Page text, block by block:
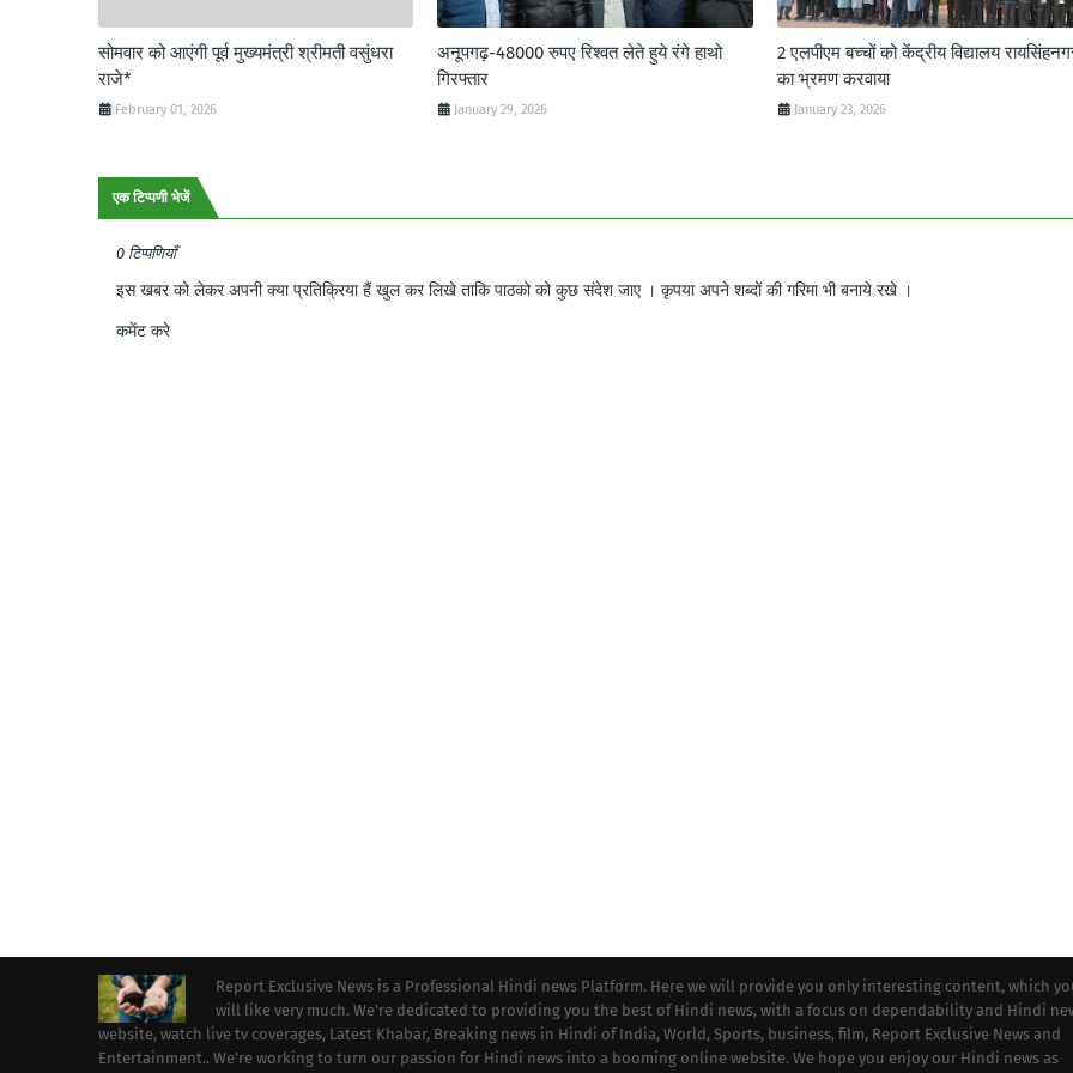
सोमवार को आएंगी पूर्व मुख्यमंत्री श्रीमती वसुंधरा
राजे*
February 01, 2026
अनूपगढ़-48000 रुपए रिश्वत लेते हुये रंगे हाथो
गिरफ्तार
January 29, 2026
2 एलपीएम बच्चों को केंद्रीय विद्यालय
का भ्रमण करवाया
January 23, 2026
एक टिप्पणी भेजें
0 टिप्पणियाँ
इस खबर को लेकर अपनी क्या प्रतिक्रिया हैं खुल कर लिखे ताकि पाठको को कुछ संदेश जाए । कृपया अपने शब्दों की गरिमा भी बनाये रखे ।
कमेंट करे
Report Exclusive News is a Professional Hindi news Platform. Here we will provide you only interesting content, which
will like very much. We're dedicated to providing you the best of Hindi news, with a focus on dependability and Hindi
website, watch live tv coverages, Latest Khabar, Breaking news in Hindi of India, World, Sports, business, film, Report Exclusive News and
Entertainment.. We're working to turn our passion for Hindi news into a booming online website. We hope you enjoy our Hindi news as